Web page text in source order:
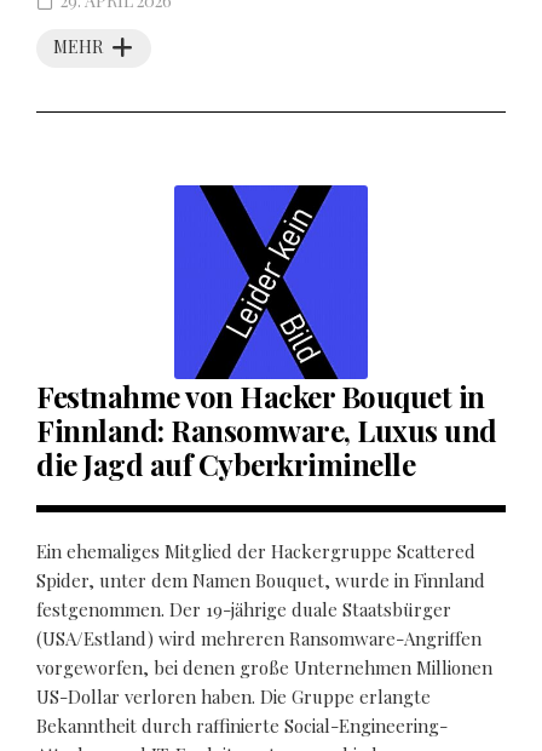
MEHR
Festnahme von Hacker Bouquet in
Finnland: Ransomware, Luxus und
die Jagd auf Cyberkriminelle
Ein ehemaliges Mitglied der Hackergruppe Scattered
Spider, unter dem Namen Bouquet, wurde in Finnland
festgenommen. Der 19-jährige duale Staatsbürger
(USA/Estland) wird mehreren Ransomware-Angriffen
vorgeworfen, bei denen große Unternehmen Millionen
US-Dollar verloren haben. Die Gruppe erlangte
Bekanntheit durch raffinierte Social-Engineering-